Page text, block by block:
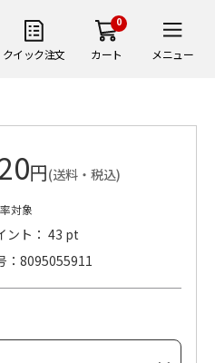
クイック注文
0
カート メニュー
円(送料・税込)
対象
ント： 43 pt
8095055911